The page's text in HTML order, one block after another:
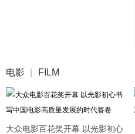
电影 FILM
大众电影百花奖开幕 以光影初心